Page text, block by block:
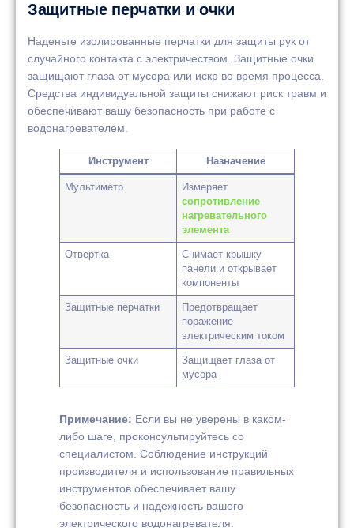
Защитные перчатки и очки
Наденьте изолированные перчатки для защиты рук от
случайного контакта с электричеством. Защитные очки
защищают глаза от мусора или искр во время процесса.
Средства индивидуальной защиты снижают риск травм и
обеспечивают вашу безопасность при работе с
водонагревателем.
Инструмент Назначение
Мультиметр
Измеряет
сопротивление
нагревательного
элемента
Отвертка
Снимает крышку
панели и открывает
компоненты
Защитные перчатки
Предотвращает
поражение
электрическим током
Защитные очки
Защищает глаза от
мусора
Примечание: Если вы не уверены в каком-
либо шаге, проконсультируйтесь со
специалистом. Соблюдение инструкций
производителя и использование правильных
инструментов обеспечивает вашу
безопасность и надежность вашего
электрического водонагревателя.